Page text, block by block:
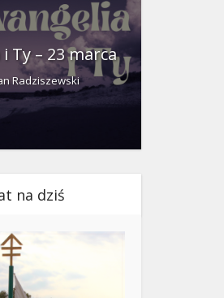
Ty – 23 marca
Radziszewski
na dziś